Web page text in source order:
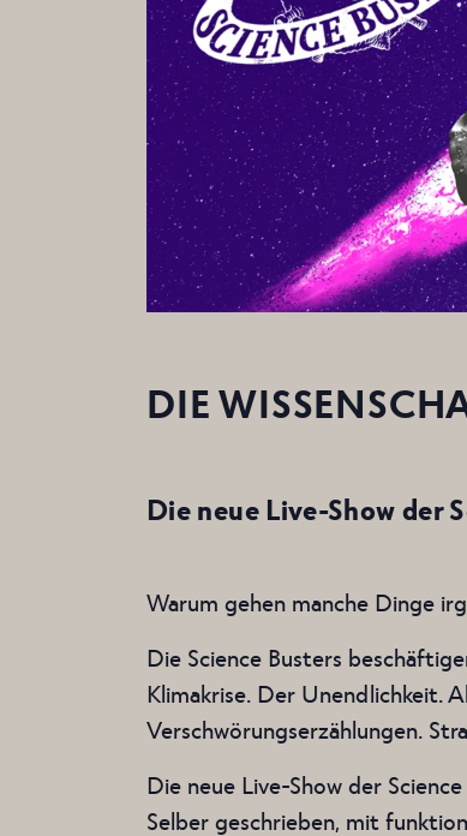
DIE
Die neue Live-Show der
Warum gehen manche Dinge
Die Science Busters
Klimakrise. Der Unendlichkeit.
Verschwörungserzählungen.
Die neue Live-Show der
Selber geschrieben, mit